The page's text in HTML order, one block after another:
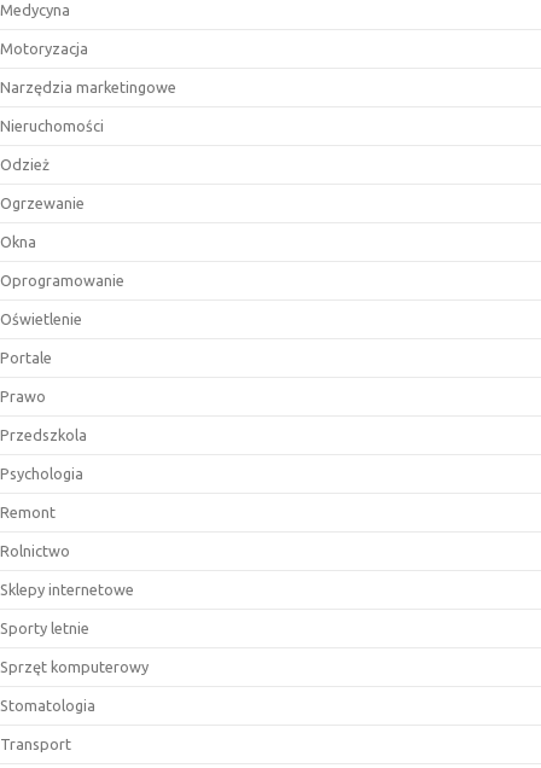
Medycyna
Motoryzacja
Narzędzia marketingowe
Nieruchomości
Odzież
Ogrzewanie
Okna
Oprogramowanie
Oświetlenie
Portale
Prawo
Przedszkola
Psychologia
Remont
Rolnictwo
Sklepy internetowe
Sporty letnie
Sprzęt komputerowy
Stomatologia
Transport